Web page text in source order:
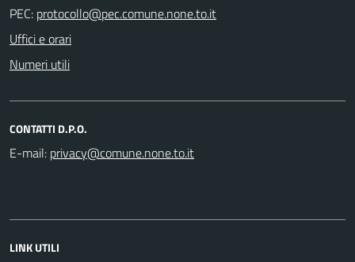
PEC:
Uffici e orari
Numeri utili
CONTATTI D.P.O.
E-mail:
LINK UTILI